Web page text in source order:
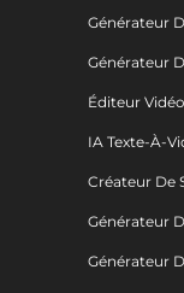
Générateur
Générateur
Éditeur
IA Texte-À-
Créateur De
Générateur
Générateur